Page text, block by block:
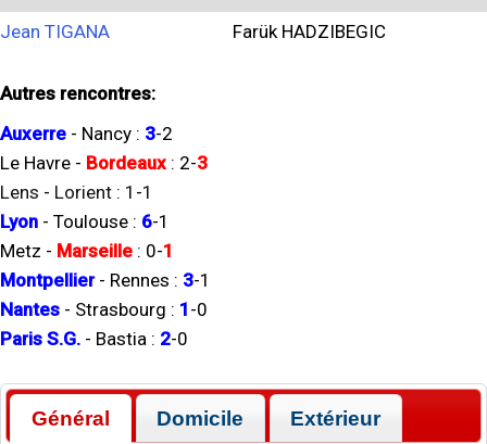
Jean TIGANA Farük HADZIBEGIC
Autres rencontres:
Auxerre - Nancy : 3-2
Le Havre - Bordeaux : 2-3
Lens - Lorient : 1 -1
Lyon - Toulouse : 6-1
Metz - Marseille : 0-1
Montpellier- Rennes : 3-1
Nantes - Strasbourg : 1 -0
Paris S.G. - Bastia : 2-0
Général Domicile Extérieur